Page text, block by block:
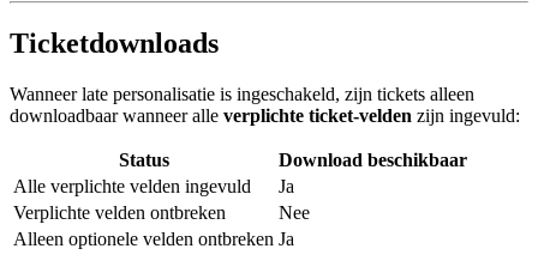
Ticketdownloads
Wanneer late personalisatie is ingeschakeld, zijn tickets alleen
downloadbaar wanneer alle verplichte ticket-velden zijn ingevuld:
Status
Download beschikbaar
Alle verplichte velden ingevuld
Ja
Verplichte velden ontbreken
Nee
Alleen optionele velden ontbreken Ja